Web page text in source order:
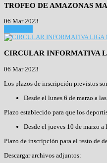
TROFEO DE AMAZONAS
06 Mar 2023
CIRCULAR INFORMATIVA
06 Mar 2023
Los plazos de inscripción previstos
Desde el lunes 6 de marzo a
Plazo establecido para que los
Desde el jueves 10 de marzo
Plazo de inscripción para el resto de
Descargar archivos adjuntos: